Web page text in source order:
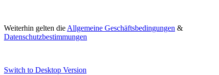
Weiterhin gelten die Allgemeine Geschäftsbedingungen &
Datenschutzbestimmungen
Switch to Desktop Version